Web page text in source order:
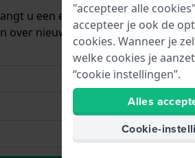
u een e-mail zodra we het
over nieuwe voorraad. Het wordt
"accepteer alle
accepteer je ook de
cookies. Wanneer je
welke cookies je
“cookie instellingen”.
Alles
Cookie-